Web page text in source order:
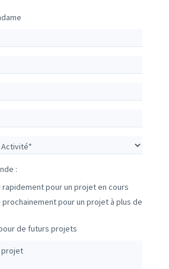
:
pour un projet en cours
pour un projet à plus de
de futurs projets